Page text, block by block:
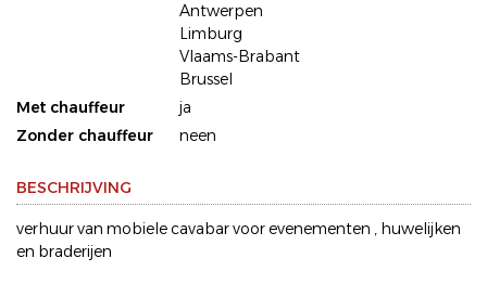
Antwerpen
Limburg
Vlaams-Brabant
Brussel
Met chauffeur
ja
Zonder chauffeur
neen
BESCHRIJVING
verhuur van mobiele cavabar voor evenementen , huwelijken
en braderijen